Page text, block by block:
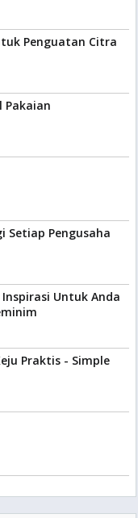
Penguatan Citra
Pakaian
Setiap Pengusaha
Untuk Anda
Praktis - Simple